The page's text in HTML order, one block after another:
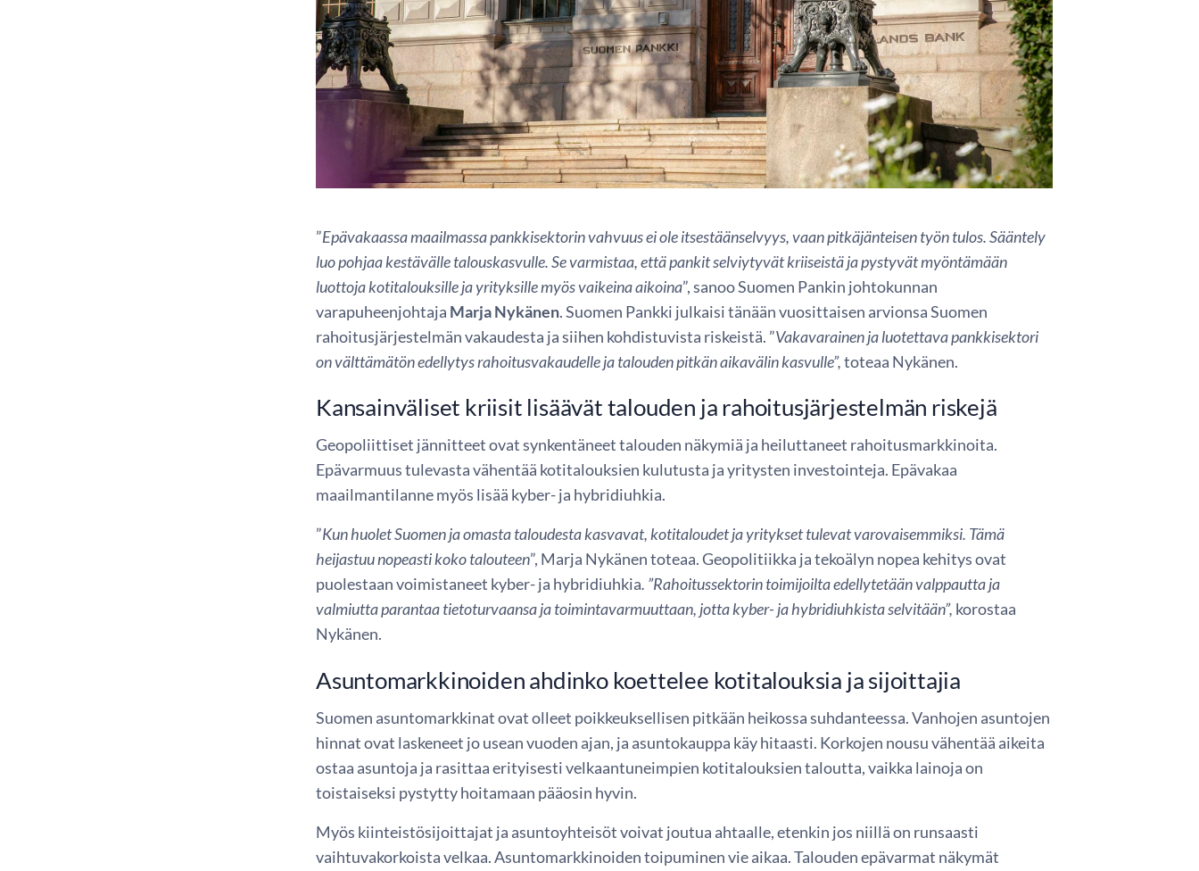
”Epävakaassa maailmassa pankkisektorin vahvuus ei ole itsestäänselvyys, vaan pitkäjänteisen työn tulos. Sääntely
luo pohjaa kestävälle talouskasvulle. Se varmistaa, että pankit selviytyvät kriiseistä ja pystyvät myöntämään
luottoja kotitalouksille ja yrityksille myös vaikeina aikoina”, sanoo Suomen Pankin johtokunnan
varapuheenjohtaja Marja Nykänen. Suomen Pankki julkaisi tänään vuosittaisen arvionsa Suomen
rahoitusjärjestelmän vakaudesta ja siihen kohdistuvista riskeistä. ”Vakavarainen ja luotettava pankkisektori
on välttämätön edellytys rahoitusvakaudelle ja talouden pitkän aikavälin kasvulle”,toteaa Nykänen.
Kansainväliset kriisit lisäävät talouden ja rahoitusjärjestelmän riskejä
Geopoliittiset jännitteet ovat synkentäneet talouden näkymiä ja heiluttaneet rahoitusmarkkinoita.
Epävarmuus tulevasta vähentää kotitalouksien kulutusta ja yritysten investointeja. Epävakaa
maailmantilanne myös lisää kyber- ja hybridiuhkia.
”Kun huolet Suomen ja omasta taloudesta kasvavat, kotitaloudet ja yritykset tulevat varovaisemmiksi. Tämä
heijastuu nopeasti koko talouteen”, Marja Nykänen toteaa. Geopolitiikka ja tekoälyn nopea kehitys ovat
puolestaan voimistaneet kyber- ja hybridiuhkia. ”Rahoitussektorin toimijoilta edellytetään valppautta ja
valmiutta parantaa tietoturvaansa ja toimintavarmuuttaan, jotta kyber- ja hybridiuhkista selvitään”, korostaa
Nykänen.
Asuntomarkkinoiden ahdinko koettelee kotitalouksia ja sijoittajia
Suomen asuntomarkkinat ovat olleet poikkeuksellisen pitkään heikossa suhdanteessa. Vanhojen asuntojen
hinnat ovat laskeneet jo usean vuoden ajan, ja asuntokauppa käy hitaasti. Korkojen nousu vähentää aikeita
ostaa asuntoja ja rasittaa erityisesti velkaantuneimpien kotitalouksien taloutta, vaikka lainoja on
toistaiseksi pystytty hoitamaan pääosin hyvin.
Myös kiinteistösijoittajat ja asuntoyhteisöt voivat joutua ahtaalle, etenkin jos niillä on runsaasti
vaihtuvakorkoista velkaa. Asuntomarkkinoiden toipuminen vie aikaa. Talouden epävarmat näkymät